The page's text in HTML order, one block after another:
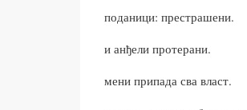
поданици: престрашени.
и анђели протерани.
мени припада сва власт.